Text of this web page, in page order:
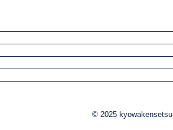
© 2025 kyowakensetsu